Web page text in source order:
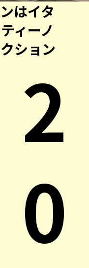
はイタ
ィーノ
ション
2
0